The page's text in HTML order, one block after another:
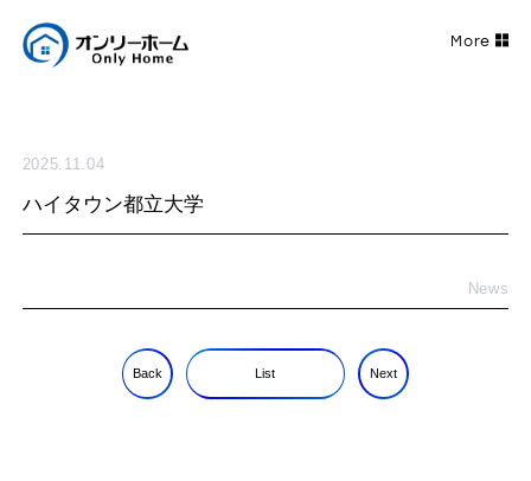
2025.11.04
ハイタウン都立大学
News
Back List Next